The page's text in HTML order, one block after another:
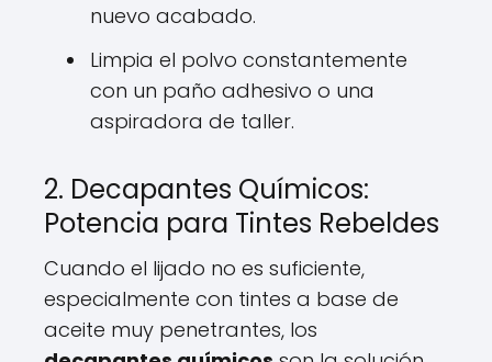
nuevo acabado.
Limpia el polvo constantemente
con un paño adhesivo o una
aspiradora de taller.
2. Decapantes Químicos:
Potencia para Tintes Rebeldes
Cuando el lijado no es suficiente,
especialmente con tintes a base de
aceite muy penetrantes, los